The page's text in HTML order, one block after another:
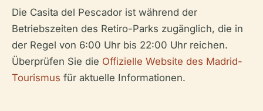
Die Casita del Pescador ist während der
Betriebszeiten des Retiro-Parks zugänglich, die in
der Regel von 6:00 Uhr bis 22:00 Uhr reichen.
Überprüfen Sie die Offizielle Website des Madrid-
Tourismus für aktuelle Informationen.